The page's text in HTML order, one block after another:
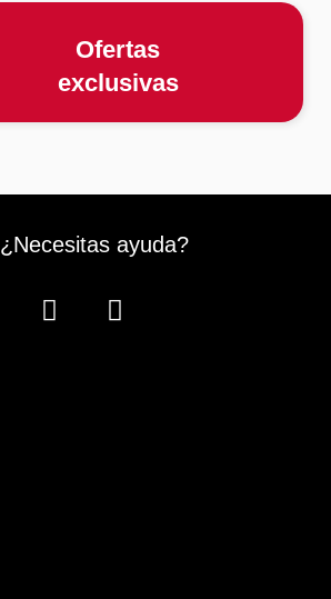
Ofertas
exclusivas
¿Necesitas ayuda?